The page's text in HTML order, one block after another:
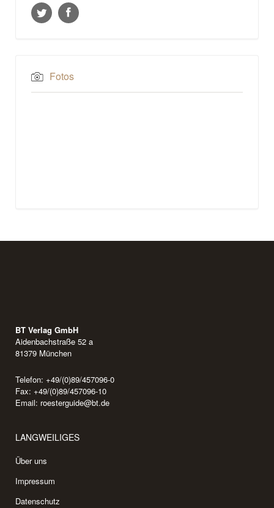
Fotos
BT Verlag GmbH
Aidenbachstraße 52 a
81379 München
Telefon: +49/(0)89/457096-0
Fax: +49/(0)89/457096-10
Email: roesterguide@bt.de
LANGWEILIGES
Über uns
Impressum
Datenschutz